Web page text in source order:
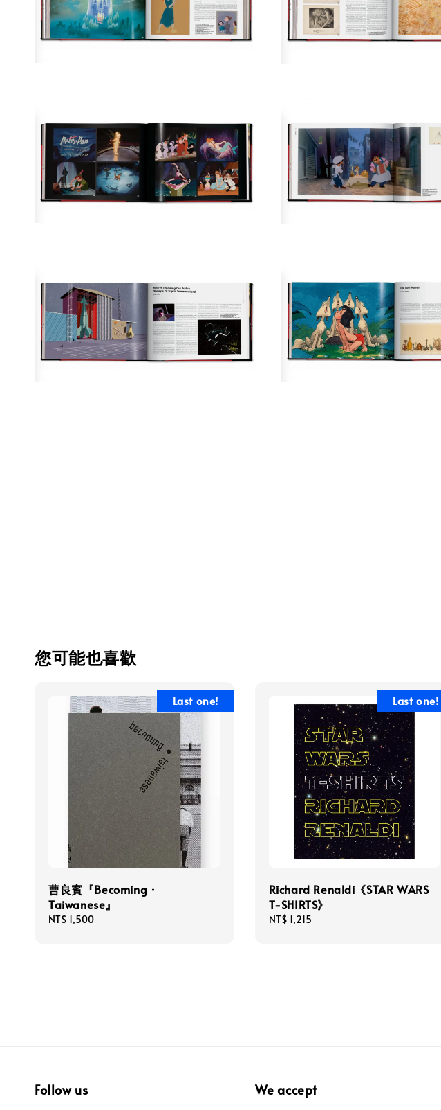
您可能也喜歡
Last one!
曹良賓『Becoming・
Taiwanese』
Regular
NT$ 1,500
Last one!
Richard Renaldi《STAR WARS
T-SHIRTS》
Regular
NT$ 1,215
Follow us We accept